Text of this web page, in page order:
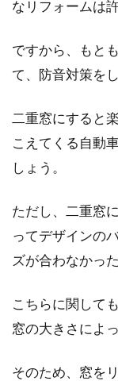
なリフォームは
ですから、もと
て、防音対策を
二重窓にすると
こえてくる自動
しょう。
ただし、二重窓
ってデザインの
ズが合わなかっ
こちらに関して
窓の大きさによ
そのため、窓を